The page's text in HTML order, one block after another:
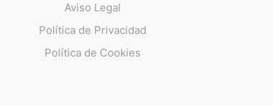
Aviso Legal
Política de Privacidad
Política de Cookies